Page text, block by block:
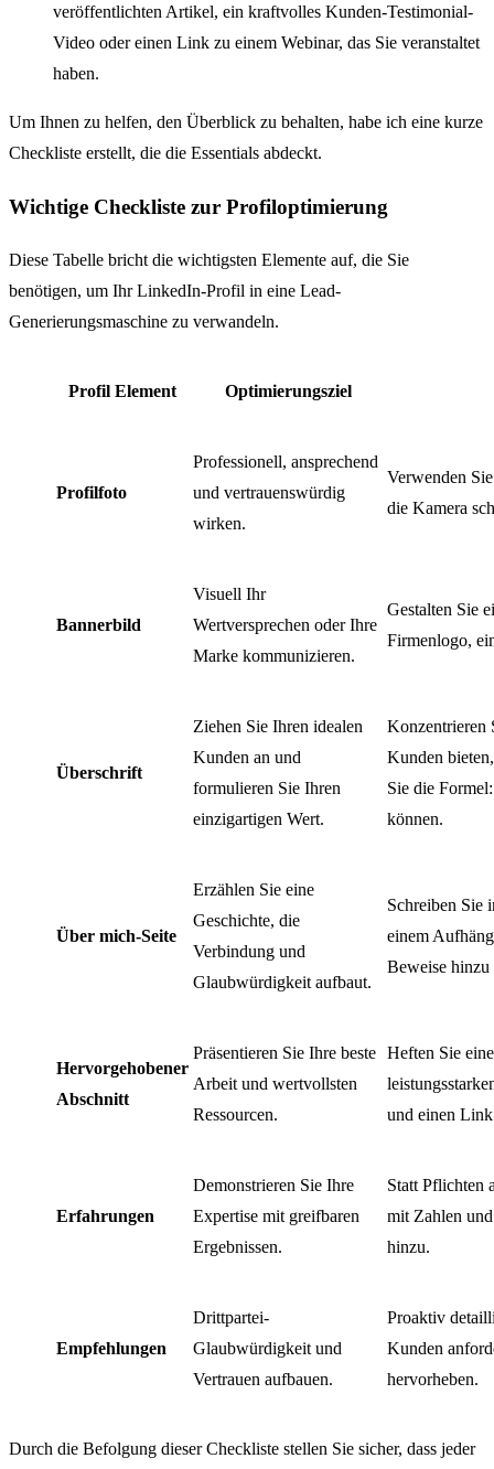
veröffentlichten Artikel, ein kraftvolles Kunden-Testimonial-
Video oder einen Link zu einem Webinar, das Sie veranstaltet
haben.
Um Ihnen zu helfen, den Überblick zu behalten, habe ich eine kurze
Checkliste erstellt, die die Essentials abdeckt.
Wichtige Checkliste zur Profiloptimierung
Diese Tabelle bricht die wichtigsten Elemente auf, die Sie
benötigen, um Ihr LinkedIn-Profil in eine Lead-
Generierungsmaschine zu verwandeln.
Profil Element Optimierungsziel
Profilfoto
Professionell, ansprechend
und vertrauenswürdig
wirken.
Verwenden
die Kamera
Bannerbild
Visuell Ihr
Wertversprechen oder Ihre
Marke kommunizieren.
Gestalten Sie
Firmenlogo,
Überschrift
Ziehen Sie Ihren idealen
Kunden an und
formulieren Sie Ihren
einzigartigen Wert.
Konzentrieren
Kunden
Sie die
können.
Über mich-Seite
Erzählen Sie eine
Geschichte, die
Verbindung und
Glaubwürdigkeit aufbaut.
Schreiben Sie
einem
Beweise
Hervorgehobener
Abschnitt
Präsentieren Sie Ihre beste
Arbeit und wertvollsten
Ressourcen.
Heften Sie
und einen
Erfahrungen
Demonstrieren Sie Ihre
Expertise mit greifbaren
Ergebnissen.
Statt Pflichten
mit Zahlen
hinzu.
Empfehlungen
Drittpartei-
Glaubwürdigkeit und
Vertrauen aufbauen.
Proaktiv
Kunden
hervorheben.
Durch die Befolgung dieser Checkliste stellen Sie sicher, dass jeder